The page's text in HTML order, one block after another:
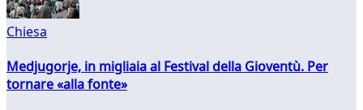
Chiesa
Medjugorje, in migliaia al Festival della Gioventù. Per
tornare «alla fonte»